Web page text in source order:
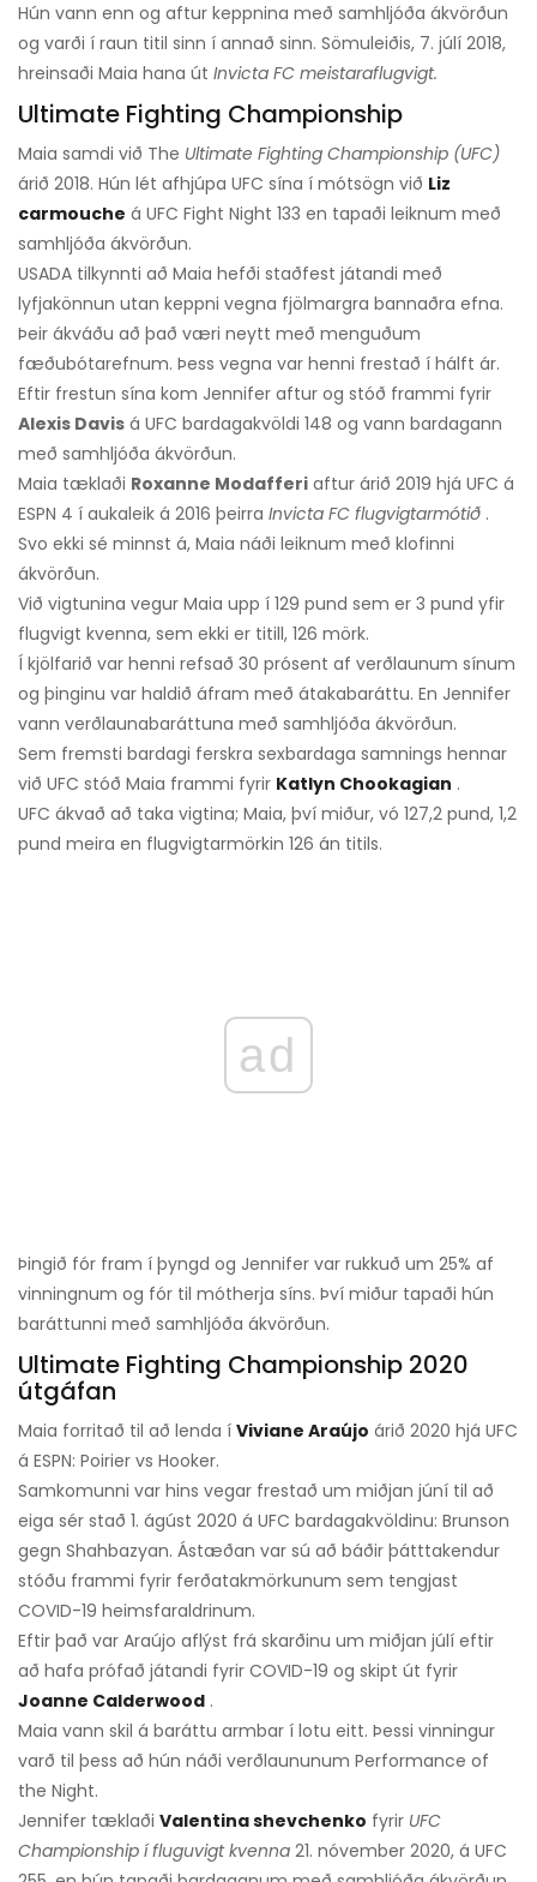
Hún vann enn og aftur keppnina með samhljóða ákvörðun
og varði í raun titil sinn í annað sinn. Sömuleiðis, 7. júlí 2018,
hreinsaði Maia hana út Invicta FC meistaraflugvigt.
Ultimate Fighting Championship
Maia samdi við The Ultimate Fighting Championship (UFC)
árið 2018. Hún lét afhjúpa UFC sína í mótsögn við Liz
carmouche á UFC Fight Night 133 en tapaði leiknum með
samhljóða ákvörðun.
USADA tilkynnti að Maia hefði staðfest játandi með
lyfjakönnun utan keppni vegna fjölmargra bannaðra efna.
Þeir ákváðu að það væri neytt með menguðum
fæðubótarefnum. Þess vegna var henni frestað í hálft ár.
Eftir frestun sína kom Jennifer aftur og stóð frammi fyrir
Alexis Davis á UFC bardagakvöldi 148 og vann bardagann
með samhljóða ákvörðun.
Maia tæklaði Roxanne Modafferi aftur árið 2019 hjá UFC á
ESPN 4 í aukaleik á 2016 þeirra Invicta FC flugvigtarmótið .
Svo ekki sé minnst á, Maia náði leiknum með klofinni
ákvörðun.
Við vigtunina vegur Maia upp í 129 pund sem er 3 pund yfir
flugvigt kvenna, sem ekki er titill, 126 mörk.
Í kjölfarið var henni refsað 30 prósent af verðlaunum sínum
og þinginu var haldið áfram með átakabaráttu. En Jennifer
vann verðlaunabaráttuna með samhljóða ákvörðun.
Sem fremsti bardagi ferskra sexbardaga samnings hennar
við UFC stóð Maia frammi fyrir Katlyn Chookagian .
UFC ákvað að taka vigtina; Maia, því miður, vó 127,2 pund, 1,2
pund meira en flugvigtarmörkin 126 án titils.
ad
Þingið fór fram í þyngd og Jennifer var rukkuð um 25% af
vinningnum og fór til mótherja síns. Því miður tapaði hún
baráttunni með samhljóða ákvörðun.
Ultimate Fighting Championship 2020
útgáfan
Maia forritað til að lenda í Viviane Araújo árið 2020 hjá UFC
á ESPN: Poirier vs Hooker.
Samkomunni var hins vegar frestað um miðjan júní til að
eiga sér stað 1. ágúst 2020 á UFC bardagakvöldinu: Brunson
gegn Shahbazyan. Ástæðan var sú að báðir þátttakendur
stóðu frammi fyrir ferðatakmörkunum sem tengjast
COVID-19 heimsfaraldrinum.
Eftir það var Araújo aflýst frá skarðinu um miðjan júlí eftir
að hafa prófað játandi fyrir COVID-19 og skipt út fyrir
Joanne Calderwood .
Maia vann skil á baráttu armbar í lotu eitt. Þessi vinningur
varð til þess að hún náði verðlaununum Performance of
the Night.
Jennifer tæklaði Valentina shevchenko fyrir UFC
Championship í fluguvigt kvenna 21. nóvember 2020, á UFC